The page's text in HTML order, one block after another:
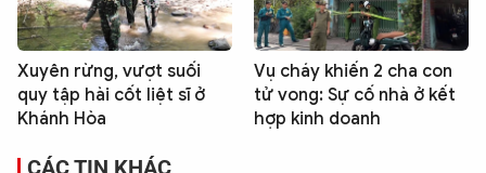
Xuyên rừng, vượt suối
quy tập hài cốt liệt sĩ ở
Khánh Hòa
Vụ cháy khiến 2 cha con
tử vong: Sự cố nhà ở kết
hợp kinh doanh
CÁC TIN KHÁC